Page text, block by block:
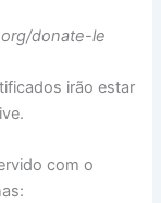
donate-le
irão estar
com o